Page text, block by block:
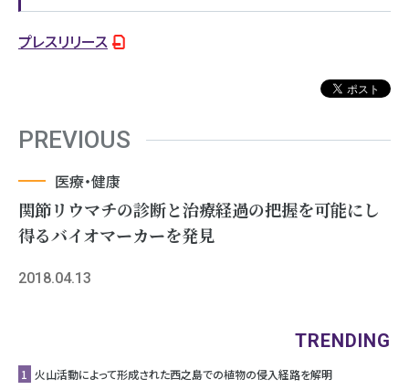
プレスリリース
PREVIOUS
医療・健康
関節リウマチの診断と治療経過の把握を可能にし
得るバイオマーカーを発見
2018.04.13
TRENDING
1 ⽕⼭活動によって形成された⻄之島での植物の侵⼊経路を解明